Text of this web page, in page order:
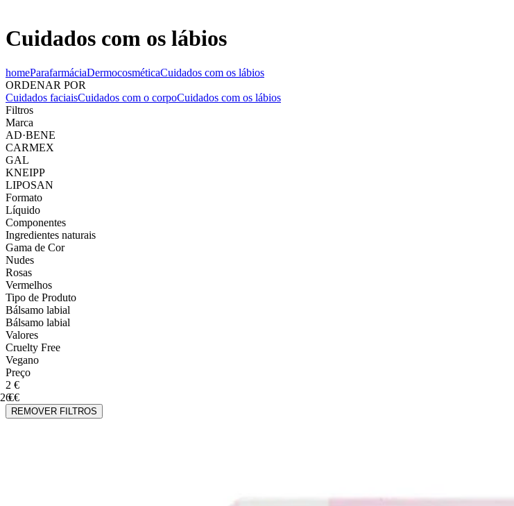
Cuidados com os lábios
homeParafarmáciaDermocosméticaCuidados com os lábios
ORDENAR POR
Cuidados faciaisCuidados com o corpoCuidados com os lábios
Filtros
Marca
AD·BENE
CARMEX
GAL
KNEIPP
LIPOSAN
Formato
Líquido
Componentes
Ingredientes naturais
Gama de Cor
Nudes
Rosas
Vermelhos
Tipo de Produto
Bálsamo labial
Bálsamo labial
Valores
Cruelty Free
Vegano
Preço
2 €
2 €
6 €
REMOVER FILTROS